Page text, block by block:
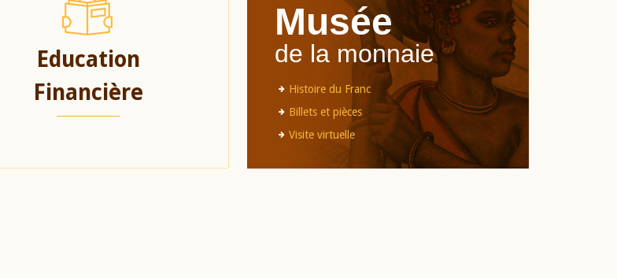
Education
Financière
Musée
de la monnaie
Histoire du Franc
Billets et pièces
Visite virtuelle